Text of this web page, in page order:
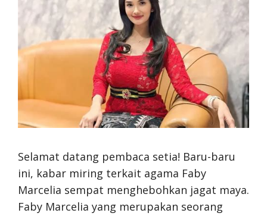
Selamat datang pembaca setia! Baru-baru
ini, kabar miring terkait agama Faby
Marcelia sempat menghebohkan jagat maya.
Faby Marcelia yang merupakan seorang